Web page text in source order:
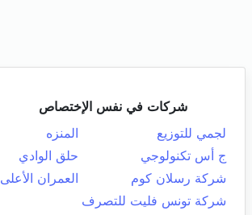
شركات في نفس الإختصاص
لجمي للتوزيع
المنزه
ج أس تكنولوجي
حلق الوادي
شركة رسلان كوم
العمران الأعلى
شركة تونس فليت للتصرف